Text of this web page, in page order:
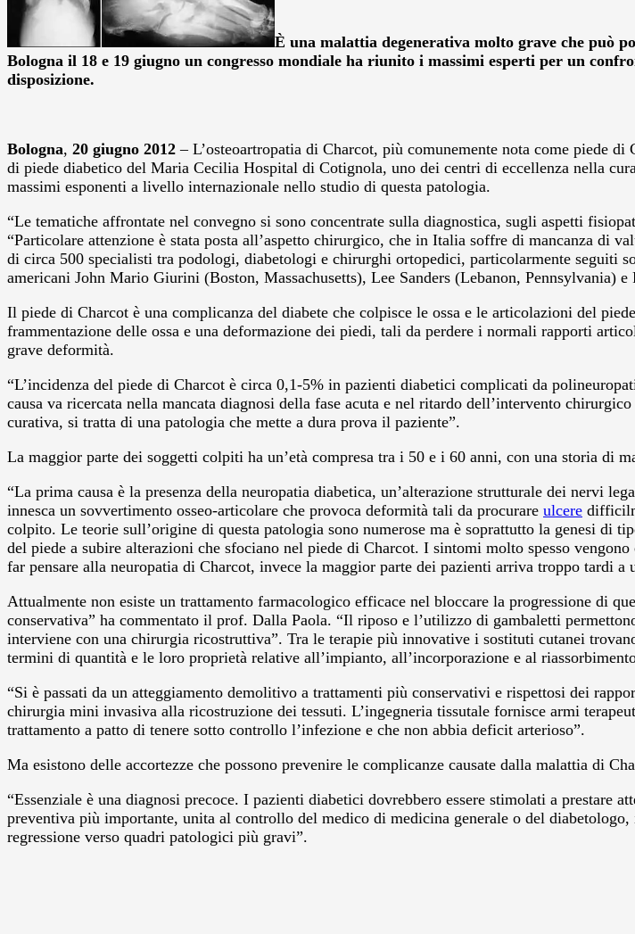
È una malattia degenerativa molto grave che può
Bologna il 18 e 19 giugno un congresso mondiale ha riunito i massimi esperti per un
disposizione.
Bologna, 20 giugno 2012 – L’osteoartropatia di Charcot, più comunemente nota come piede
di piede diabetico del Maria Cecilia Hospital di Cotignola, uno dei centri di eccellenza nella
massimi esponenti a livello internazionale nello studio di questa patologia.
“Le tematiche affrontate nel convegno si sono concentrate sulla diagnostica, sugli aspetti
“Particolare attenzione è stata posta all’aspetto chirurgico, che in Italia soffre di mancanza di
di circa 500 specialisti tra podologi, diabetologi e chirurghi ortopedici, particolarmente
americani John Mario Giurini (Boston, Massachusetts), Lee Sanders (Lebanon, Pennsylvania)
Il piede di Charcot è una complicanza del diabete che colpisce le ossa e le articolazioni del
frammentazione delle ossa e una deformazione dei piedi, tali da perdere i normali rapporti
grave deformità.
“L’incidenza del piede di Charcot è circa 0,1-5% in pazienti diabetici complicati da
causa va ricercata nella mancata diagnosi della fase acuta e nel ritardo dell’intervento
curativa, si tratta di una patologia che mette a dura prova il paziente”.
La maggior parte dei soggetti colpiti ha un’età compresa tra i 50 e i 60 anni, con una storia di
“La prima causa è la presenza della neuropatia diabetica, un’alterazione strutturale dei nervi
innesca un sovvertimento osseo-articolare che provoca deformità tali da procurare ulcere
colpito. Le teorie sull’origine di questa patologia sono numerose ma è soprattutto la genesi di
del piede a subire alterazioni che sfociano nel piede di Charcot. I sintomi molto spesso
far pensare alla neuropatia di Charcot, invece la maggior parte dei pazienti arriva troppo tardi a
Attualmente non esiste un trattamento farmacologico efficace nel bloccare la progressione di
conservativa” ha commentato il prof. Dalla Paola. “Il riposo e l’utilizzo di gambaletti
interviene con una chirurgia ricostruttiva”. Tra le terapie più innovative i sostituti cutanei
termini di quantità e le loro proprietà relative all’impianto, all’incorporazione e al
“Si è passati da un atteggiamento demolitivo a trattamenti più conservativi e rispettosi dei
chirurgia mini invasiva alla ricostruzione dei tessuti. L’ingegneria tissutale fornisce armi
trattamento a patto di tenere sotto controllo l’infezione e che non abbia deficit arterioso”.
Ma esistono delle accortezze che possono prevenire le complicanze causate dalla malattia di
“Essenziale è una diagnosi precoce. I pazienti diabetici dovrebbero essere stimolati a prestare
preventiva più importante, unita al controllo del medico di medicina generale o del
regressione verso quadri patologici più gravi”.